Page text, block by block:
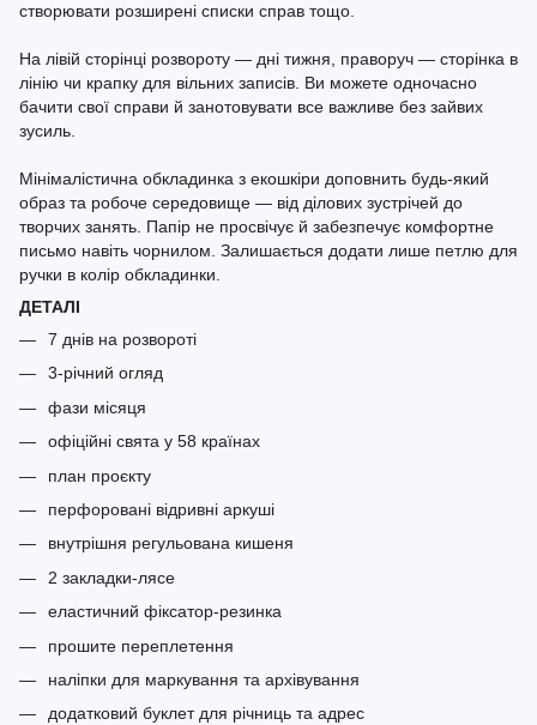
створювати розширені списки справ тощо.
На лівій сторінці розвороту — дні тижня, праворуч — сторінка в
лінію чи крапку для вільних записів. Ви можете одночасно
бачити свої справи й занотовувати все важливе без зайвих
зусиль.
Мінімалістична обкладинка з екошкіри доповнить будь-який
образ та робоче середовище — від ділових зустрічей до
творчих занять. Папір не просвічує й забезпечує комфортне
письмо навіть чорнилом. Залишається додати лише петлю для
ручки в колір обкладинки.
ДЕТАЛІ
7 днів на розвороті
3-річний огляд
фази місяця
офіційні свята у 58 країнах
план проєкту
перфоровані відривні аркуші
внутрішня регульована кишеня
2 закладки-лясе
еластичний фіксатор-резинка
прошите переплетення
наліпки для маркування та архівування
додатковий буклет для річниць та адрес